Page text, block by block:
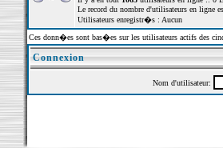
Le record du nombre d'utilisateurs en ligne
Utilisateurs enregistr�s : Aucun
Ces donn�es sont bas�es sur les utilisateurs actifs des
Connexion
Nom d'utilisateur: